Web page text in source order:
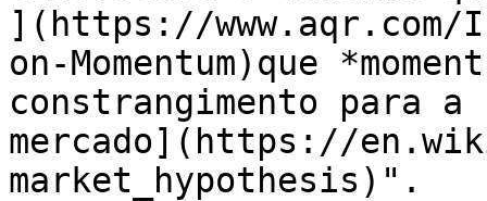
](https://www.aqr.com/
on-Momentum)que
constrangimento para
mercado](https://
market_hypothesis)".